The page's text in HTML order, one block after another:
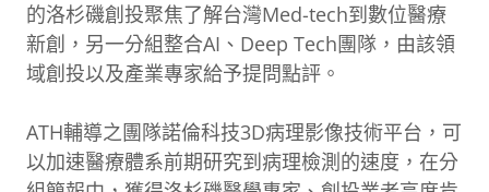
的洛杉磯創投聚焦了解台灣Med-tech到數位醫療
新創，另一分組整合AI、Deep Tech團隊，由該領
域創投以及產業專家給予提問點評。
ATH輔導之團隊諾倫科技3D病理影像技術平台，可
以加速醫療體系前期研究到病理檢測的速度，在分